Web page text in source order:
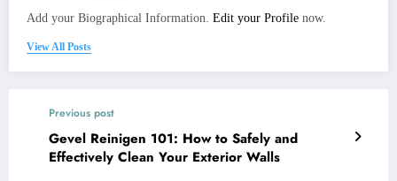
Add your Biographical Information. Edit your Profile now.
View All Posts
Previous post
Gevel Reinigen 101: How to Safely and
Effectively Clean Your Exterior Walls